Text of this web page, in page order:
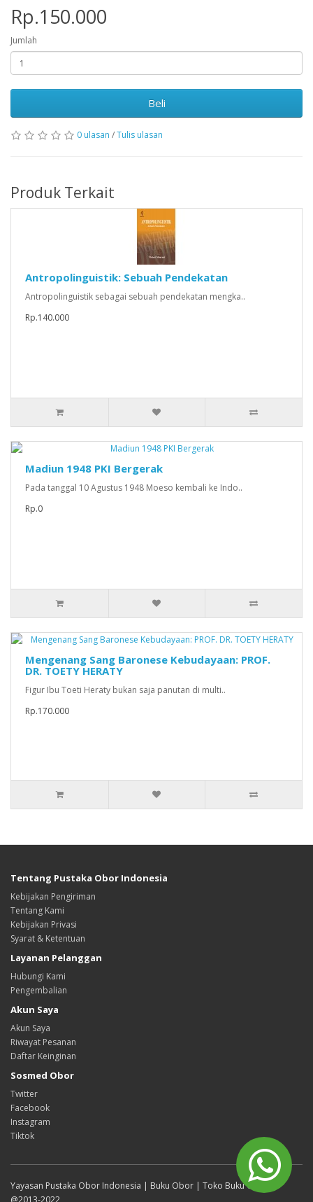
Rp.150.000
Jumlah
Beli
0 ulasan /Tulis ulasan
Produk Terkait
Antropolinguistik: Sebuah Pendekatan
Antropolinguistik sebagai sebuah pendekatan mengka..
Rp.140.000
Madiun 1948 PKI Bergerak
Pada tanggal 10 Agustus 1948 Moeso kembali ke Indo..
Rp.0
Mengenang Sang Baronese Kebudayaan: PROF.
DR. TOETY HERATY
Figur Ibu Toeti Heraty bukan saja panutan di multi..
Rp.170.000
Tentang Pustaka Obor Indonesia
Kebijakan Pengiriman
Tentang Kami
Kebijakan Privasi
Syarat & Ketentuan
Layanan Pelanggan
Hubungi Kami
Pengembalian
Akun Saya
Akun Saya
Riwayat Pesanan
Daftar Keinginan
Sosmed Obor
Twitter
Facebook
Instagram
Tiktok
Yayasan Pustaka Obor Indonesia | Buku Obor | Toko Buku Online
@2013-2022